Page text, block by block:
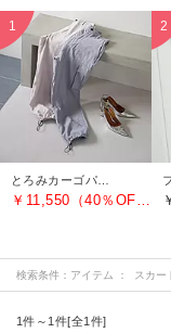
￥11,550（40％OFF）
検索条件： アイテム ： スカ
1件～1件[全1件]